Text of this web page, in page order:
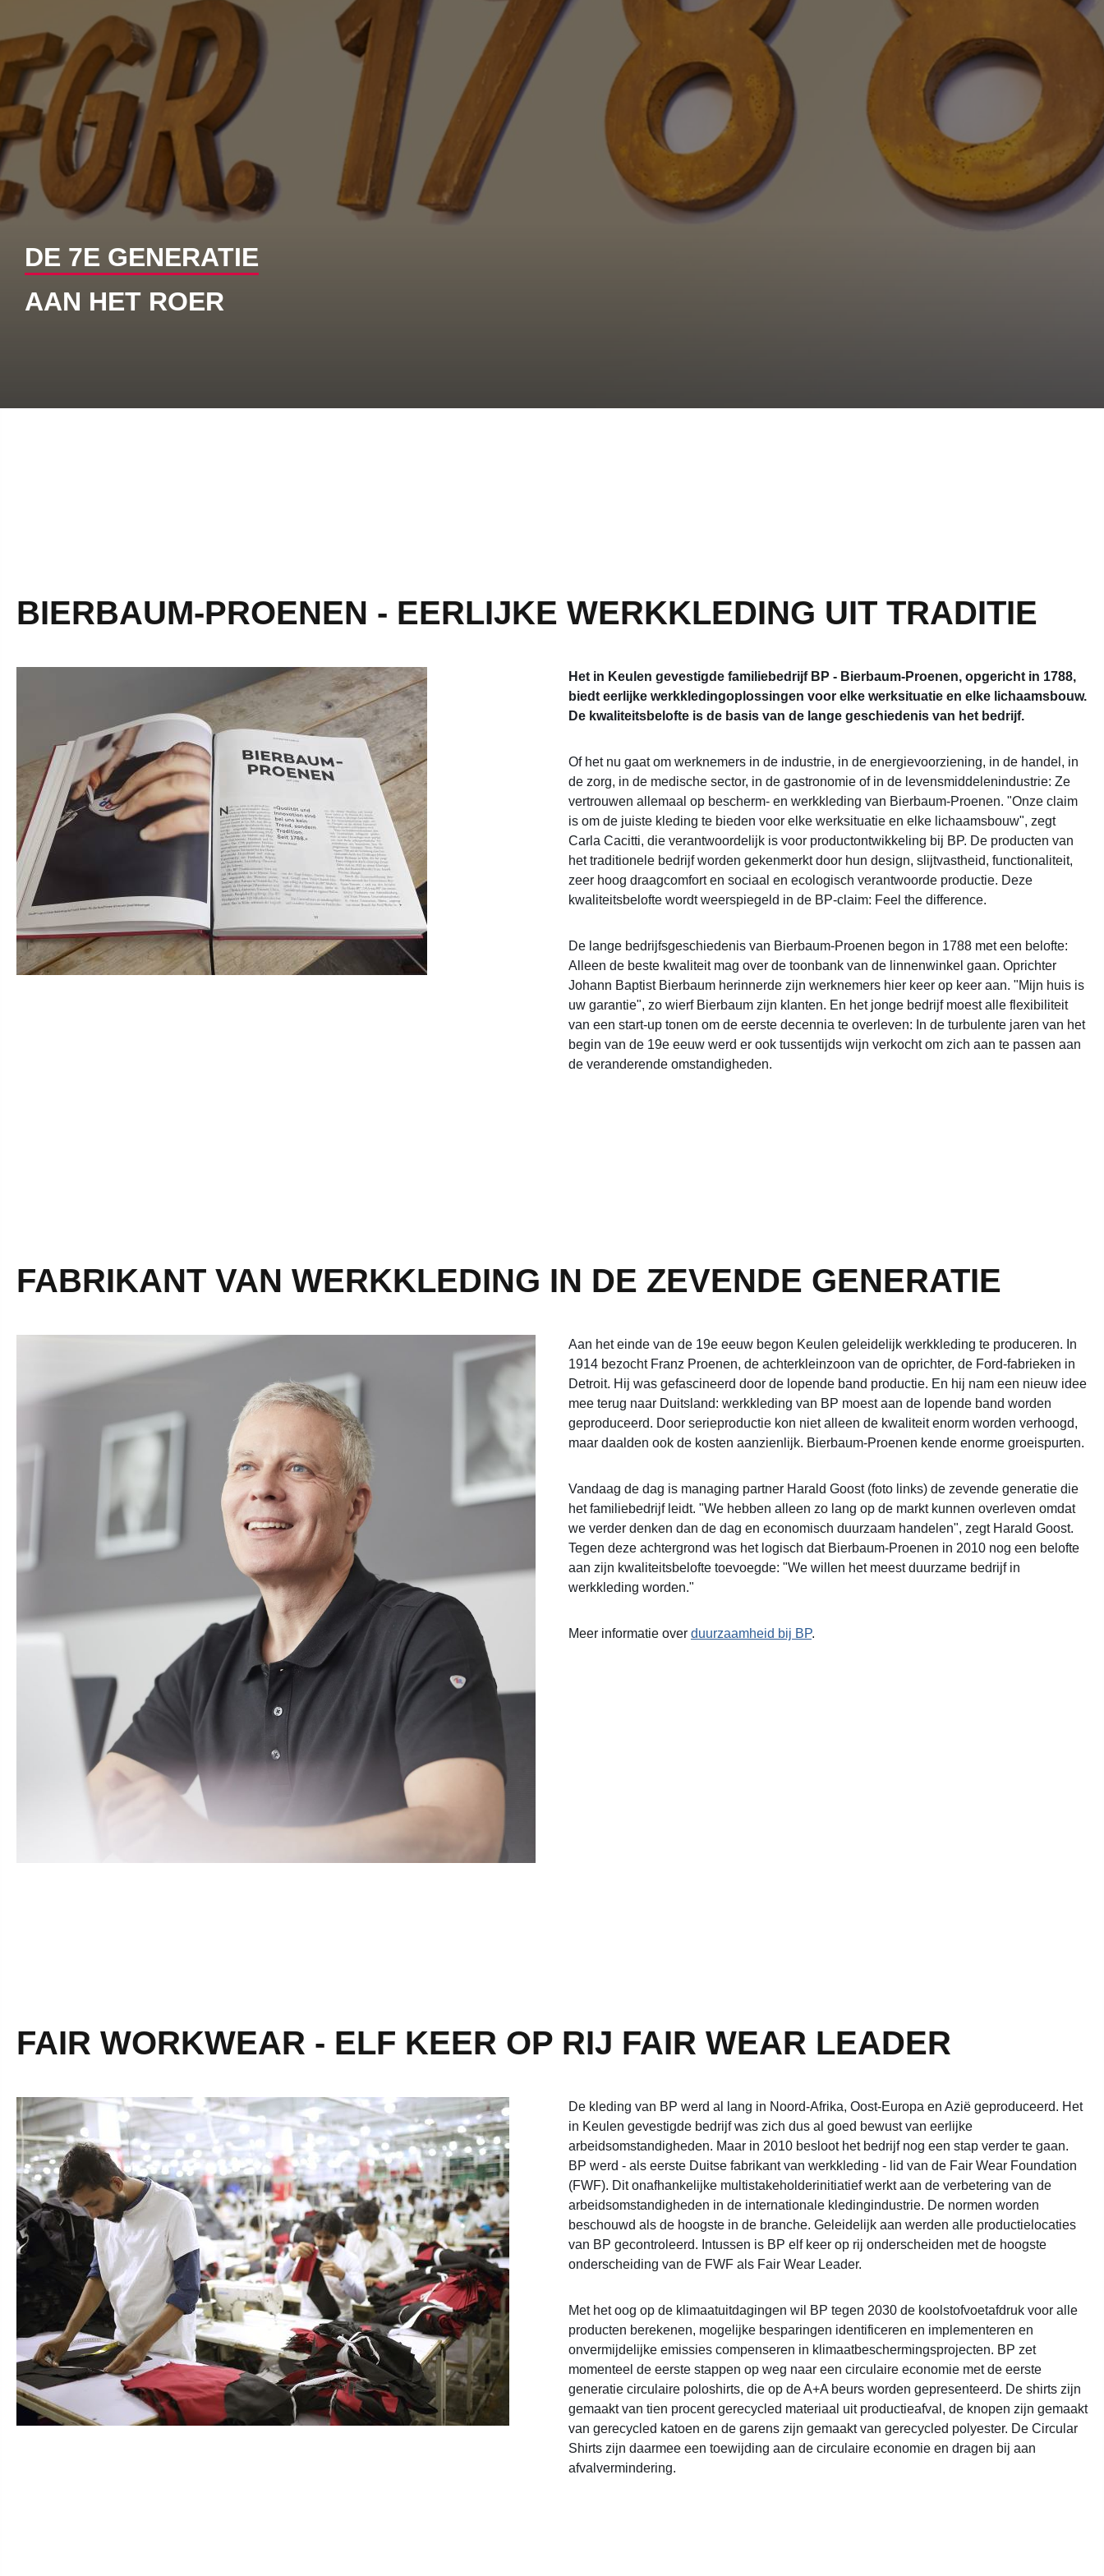
DE 7E GENERATIE
AAN HET ROER
BIERBAUM-PROENEN - EERLIJKE WERKKLEDING UIT TRADITIE
Het in Keulen gevestigde familiebedrijf BP - Bierbaum-Proenen, opgericht in 1788,
biedt eerlijke werkkledingoplossingen voor elke werksituatie en elke lichaamsbouw.
De kwaliteitsbelofte is de basis van de lange geschiedenis van het bedrijf.
Of het nu gaat om werknemers in de industrie, in de energievoorziening, in de handel, in
de zorg, in de medische sector, in de gastronomie of in de levensmiddelenindustrie: Ze
vertrouwen allemaal op bescherm- en werkkleding van Bierbaum-Proenen. "Onze claim
is om de juiste kleding te bieden voor elke werksituatie en elke lichaamsbouw", zegt
Carla Cacitti, die verantwoordelijk is voor productontwikkeling bij BP. De producten van
het traditionele bedrijf worden gekenmerkt door hun design, slijtvastheid, functionaliteit,
zeer hoog draagcomfort en sociaal en ecologisch verantwoorde productie. Deze
kwaliteitsbelofte wordt weerspiegeld in de BP-claim: Feel the difference.
De lange bedrijfsgeschiedenis van Bierbaum-Proenen begon in 1788 met een belofte:
Alleen de beste kwaliteit mag over de toonbank van de linnenwinkel gaan. Oprichter
Johann Baptist Bierbaum herinnerde zijn werknemers hier keer op keer aan. "Mijn huis is
uw garantie", zo wierf Bierbaum zijn klanten. En het jonge bedrijf moest alle flexibiliteit
van een start-up tonen om de eerste decennia te overleven: In de turbulente jaren van het
begin van de 19e eeuw werd er ook tussentijds wijn verkocht om zich aan te passen aan
de veranderende omstandigheden.
FABRIKANT VAN WERKKLEDING IN DE ZEVENDE GENERATIE
Aan het einde van de 19e eeuw begon Keulen geleidelijk werkkleding te produceren. In
1914 bezocht Franz Proenen, de achterkleinzoon van de oprichter, de Ford-fabrieken in
Detroit. Hij was gefascineerd door de lopende band productie. En hij nam een nieuw idee
mee terug naar Duitsland: werkkleding van BP moest aan de lopende band worden
geproduceerd. Door serieproductie kon niet alleen de kwaliteit enorm worden verhoogd,
maar daalden ook de kosten aanzienlijk. Bierbaum-Proenen kende enorme groeispurten.
Vandaag de dag is managing partner Harald Goost (foto links) de zevende generatie die
het familiebedrijf leidt. "We hebben alleen zo lang op de markt kunnen overleven omdat
we verder denken dan de dag en economisch duurzaam handelen", zegt Harald Goost.
Tegen deze achtergrond was het logisch dat Bierbaum-Proenen in 2010 nog een belofte
aan zijn kwaliteitsbelofte toevoegde: "We willen het meest duurzame bedrijf in
werkkleding worden."
Meer informatie over duurzaamheid bij BP.
FAIR WORKWEAR - ELF KEER OP RIJ FAIR WEAR LEADER
De kleding van BP werd al lang in Noord-Afrika, Oost-Europa en Azië geproduceerd. Het
in Keulen gevestigde bedrijf was zich dus al goed bewust van eerlijke
arbeidsomstandigheden. Maar in 2010 besloot het bedrijf nog een stap verder te gaan.
BP werd - als eerste Duitse fabrikant van werkkleding - lid van de Fair Wear Foundation
(FWF). Dit onafhankelijke multistakeholderinitiatief werkt aan de verbetering van de
arbeidsomstandigheden in de internationale kledingindustrie. De normen worden
beschouwd als de hoogste in de branche. Geleidelijk aan werden alle productielocaties
van BP gecontroleerd. Intussen is BP elf keer op rij onderscheiden met de hoogste
onderscheiding van de FWF als Fair Wear Leader.
Met het oog op de klimaatuitdagingen wil BP tegen 2030 de koolstofvoetafdruk voor alle
producten berekenen, mogelijke besparingen identificeren en implementeren en
onvermijdelijke emissies compenseren in klimaatbeschermingsprojecten. BP zet
momenteel de eerste stappen op weg naar een circulaire economie met de eerste
generatie circulaire poloshirts, die op de A+A beurs worden gepresenteerd. De shirts zijn
gemaakt van tien procent gerecycled materiaal uit productieafval, de knopen zijn gemaakt
van gerecycled katoen en de garens zijn gemaakt van gerecycled polyester. De Circular
Shirts zijn daarmee een toewijding aan de circulaire economie en dragen bij aan
afvalvermindering.